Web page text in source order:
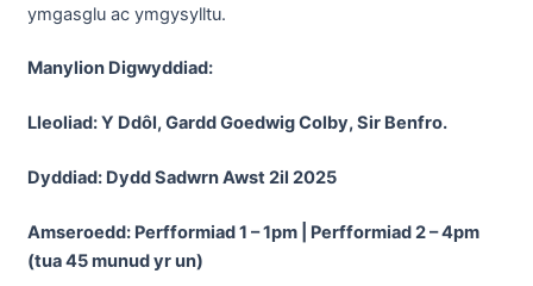
ymgasglu ac ymgysylltu.
Manylion Digwyddiad:
Lleoliad: Y Ddôl, Gardd Goedwig Colby, Sir Benfro.
Dyddiad: Dydd Sadwrn Awst 2il 2025
Amseroedd: Perfformiad 1 – 1pm | Perfformiad 2 – 4pm
(tua 45 munud yr un)